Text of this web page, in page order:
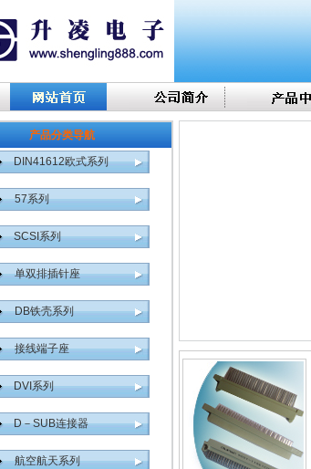
产品分类导航
DIN41612欧式系列
57系列
SCSI系列
单双排插针座
DB铁壳系列
接线端子座
DVI系列
D－SUB连接器
航空航天系列